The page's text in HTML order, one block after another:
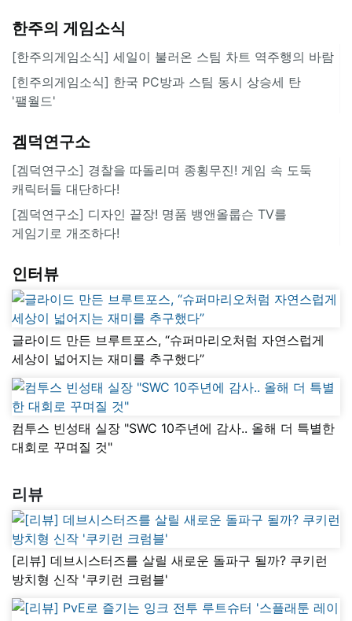
한주의 게임소식
[한주의게임소식] 세일이 불러온 스팀 차트 역주행의 바람
[힌주의게임소식] 한국 PC방과 스팀 동시 상승세 탄
'팰월드'
겜덕연구소
[겜덕연구소] 경찰을 따돌리며 종횡무진! 게임 속 도둑
캐릭터들 대단하다!
[겜덕연구소] 디자인 끝장! 명품 뱅앤올룹슨 TV를
게임기로 개조하다!
인터뷰
글라이드 만든 브루트포스, “슈퍼마리오처럼 자연스럽게
세상이 넓어지는 재미를 추구했다”
컴투스 빈성태 실장 "SWC 10주년에 감사.. 올해 더 특별한
대회로 꾸며질 것"
리뷰
[리뷰] 데브시스터즈를 살릴 새로운 돌파구 될까? 쿠키런
방치형 신작 '쿠키런 크럼블'